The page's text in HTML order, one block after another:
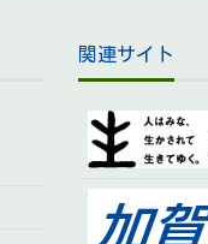
関連サイト